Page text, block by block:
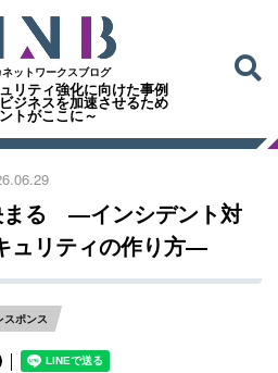
ットワークスブログ
リティ強化に向けた事例
ジネスを加速させるため
トがここに～
まる ―インシデント対
ュリティの作り⽅―
スポンス
│